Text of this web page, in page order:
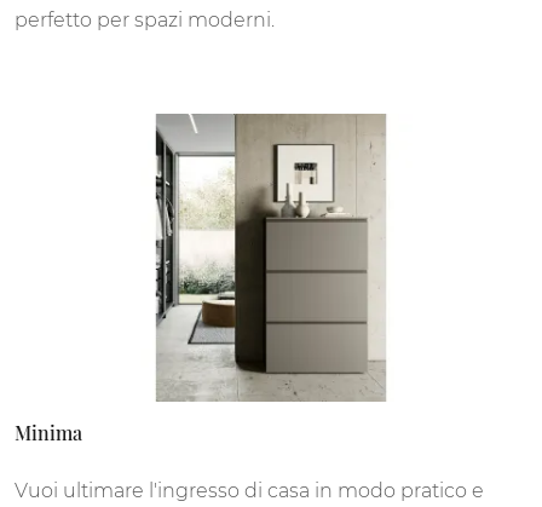
perfetto per spazi moderni.
Minima
Vuoi ultimare l'ingresso di casa in modo pratico e